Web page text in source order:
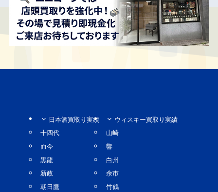
日本酒買取り実績
十四代
而今
黒龍
新政
朝日鷹
ウィスキー買取り実績
山崎
響
白州
余市
竹鶴